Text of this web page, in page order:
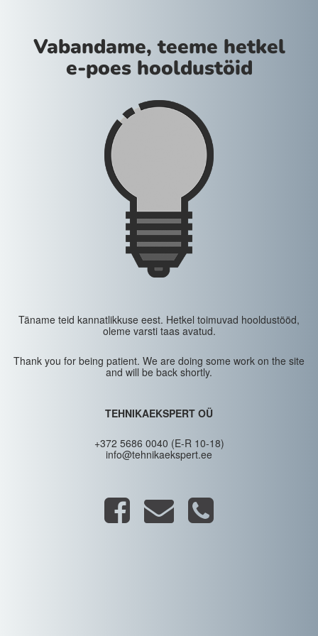
Vabandame, teeme hetkel
e-poes hooldustöid
Täname teid kannatlikkuse eest. Hetkel toimuvad hooldustööd,
oleme varsti taas avatud.
Thank you for being patient. We are doing some work on the site
and will be back shortly.
TEHNIKAEKSPERT OÜ
+372 5686 0040 (E-R 10-18)
info@tehnikaekspert.ee